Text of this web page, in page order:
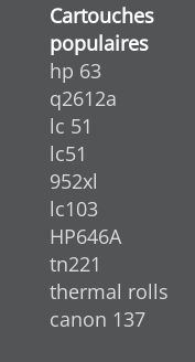
Cartouches
populaires
hp 63
q2612a
lc 51
lc51
952xl
lc103
HP646A
tn221
thermal rolls
canon 137